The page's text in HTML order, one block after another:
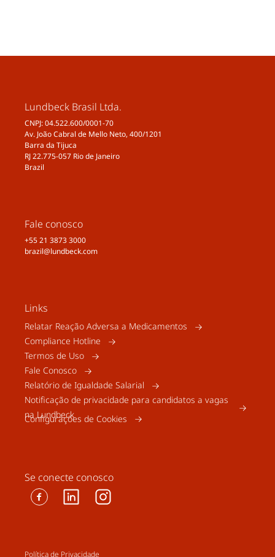
Lundbeck Brasil Ltda.
CNPJ: 04.522.600/0001-70
Av. João Cabral de Mello Neto, 400/1201
Barra da Tijuca
RJ 22.775-057 Rio de Janeiro
Brazil
Fale conosco
+55 21 3873 3000
brazil@lundbeck.com
Links
Relatar Reação Adversa a Medicamentos
Compliance Hotline
Termos de Uso
Fale Conosco
Relatório de Igualdade Salarial
Notificação de privacidade para candidatos a vagas
na Lundbeck
Configurações de Cookies
Se conecte conosco
Política de Privacidade